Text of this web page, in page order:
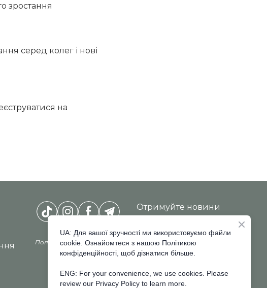
зростання
серед колег і нові
на
Політика конфіденційності
Отримуйте новини
Ukraine*
UA: Для вашої зручності ми використовуємо файли
cookie. Ознайомтеся з нашою Політикою
конфіденційності, щоб дізнатися більше.
ENG: For your convenience, we use cookies. Please
review our Privacy Policy to learn more.